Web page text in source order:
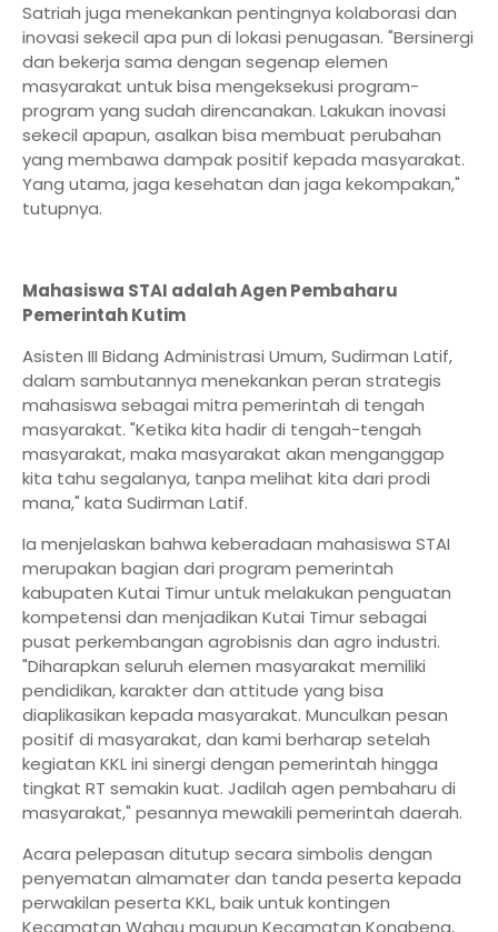
Satriah juga menekankan pentingnya kolaborasi dan
inovasi sekecil apa pun di lokasi penugasan. "Bersinergi
dan bekerja sama dengan segenap elemen
masyarakat untuk bisa mengeksekusi program-
program yang sudah direncanakan. Lakukan inovasi
sekecil apapun, asalkan bisa membuat perubahan
yang membawa dampak positif kepada masyarakat.
Yang utama, jaga kesehatan dan jaga kekompakan,"
tutupnya.
Mahasiswa STAI adalah Agen Pembaharu
Pemerintah Kutim
Asisten III Bidang Administrasi Umum, Sudirman Latif,
dalam sambutannya menekankan peran strategis
mahasiswa sebagai mitra pemerintah di tengah
masyarakat. "Ketika kita hadir di tengah-tengah
masyarakat, maka masyarakat akan menganggap
kita tahu segalanya, tanpa melihat kita dari prodi
mana," kata Sudirman Latif.
Ia menjelaskan bahwa keberadaan mahasiswa STAI
merupakan bagian dari program pemerintah
kabupaten Kutai Timur untuk melakukan penguatan
kompetensi dan menjadikan Kutai Timur sebagai
pusat perkembangan agrobisnis dan agro industri.
"Diharapkan seluruh elemen masyarakat memiliki
pendidikan, karakter dan attitude yang bisa
diaplikasikan kepada masyarakat. Munculkan pesan
positif di masyarakat, dan kami berharap setelah
kegiatan KKL ini sinergi dengan pemerintah hingga
tingkat RT semakin kuat. Jadilah agen pembaharu di
masyarakat," pesannya mewakili pemerintah daerah.
Acara pelepasan ditutup secara simbolis dengan
penyematan almamater dan tanda peserta kepada
perwakilan peserta KKL, baik untuk kontingen
Kecamatan Wahau maupun Kecamatan Kongbeng,